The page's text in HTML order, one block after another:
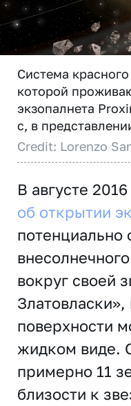
Система
которой
экзопалнета
с, в
Credit: Lorenzo
В августе
об открытии
потенциально
вокруг своей
Златовласки»,
поверхности
жидком виде.
примерно 11
близости к